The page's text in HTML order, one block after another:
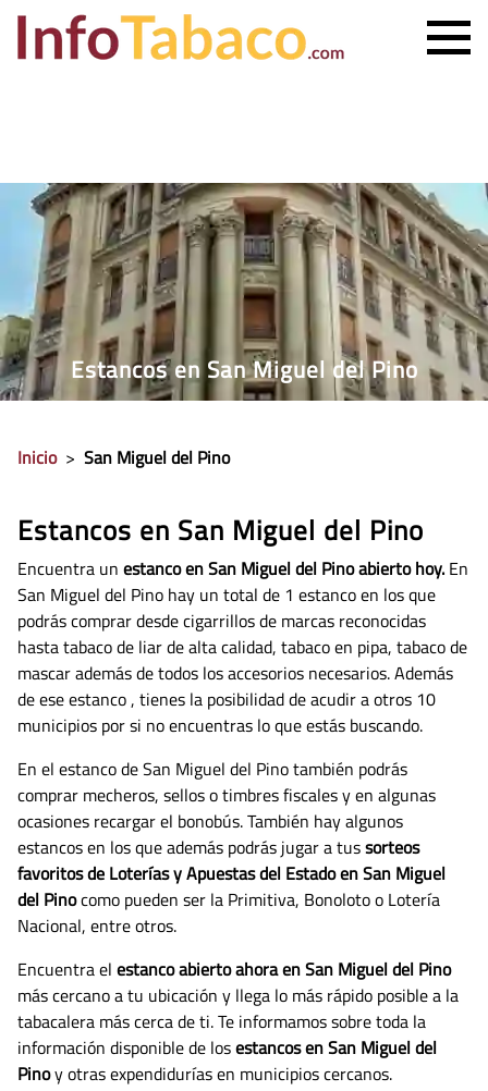
ESTANCO MÁS CERCANO
CONTACTO
Estancos en San Miguel del Pino
Inicio > San Miguel del Pino
Estancos en San Miguel del Pino
Encuentra un estanco en San Miguel del Pino abierto hoy. En
San Miguel del Pino hay un total de 1 estanco en los que
podrás comprar desde cigarrillos de marcas reconocidas
hasta tabaco de liar de alta calidad, tabaco en pipa, tabaco de
mascar además de todos los accesorios necesarios.Además
de ese estanco , tienes la posibilidad de acudir a otros 10
municipios por si no encuentras lo que estás buscando.
En el estanco de San Miguel del Pino también podrás
comprar mecheros, sellos o timbres fiscales y en algunas
ocasiones recargar el bonobús. También hay algunos
estancos en los que además podrás jugar a tussorteos
favoritos de Loterías y Apuestas del Estado en San Miguel
del Pinocomo pueden ser la Primitiva, Bonoloto o Lotería
Nacional, entre otros.
Encuentra el estanco abierto ahora en San Miguel del Pino
más cercano a tu ubicación y llega lo más rápido posible a la
tabacalera más cerca de ti. Te informamos sobre toda la
información disponible de losestancos en San Miguel del
Pinoy otras expendidurías en municipios cercanos.